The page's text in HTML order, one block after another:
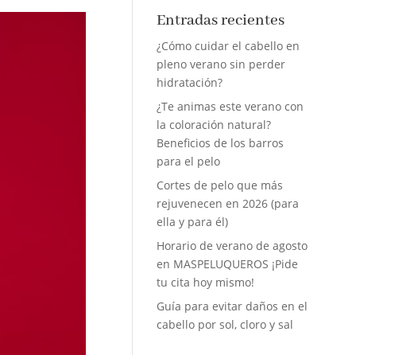
Entradas recientes
¿Cómo cuidar el cabello en
pleno verano sin perder
hidratación?
¿Te animas este verano con
la coloración natural?
Beneficios de los barros
para el pelo
Cortes de pelo que más
rejuvenecen en 2026 (para
ella y para él)
Horario de verano de agosto
en MASPELUQUEROS ¡Pide
tu cita hoy mismo!
Guía para evitar daños en el
cabello por sol, cloro y sal